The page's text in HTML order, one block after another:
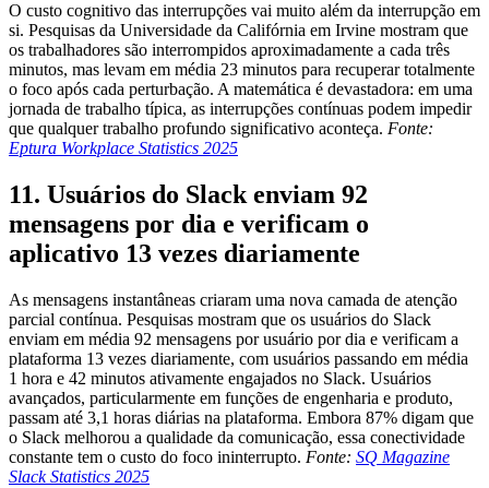
O custo cognitivo das interrupções vai muito além da interrupção em
si. Pesquisas da Universidade da Califórnia em Irvine mostram que
os trabalhadores são interrompidos aproximadamente a cada três
minutos, mas levam em média 23 minutos para recuperar totalmente
o foco após cada perturbação. A matemática é devastadora: em uma
jornada de trabalho típica, as interrupções contínuas podem impedir
que qualquer trabalho profundo significativo aconteça. Fonte:
Eptura Workplace Statistics 2025
11. Usuários do Slack enviam 92
mensagens por dia e verificam o
aplicativo 13 vezes diariamente
As mensagens instantâneas criaram uma nova camada de atenção
parcial contínua. Pesquisas mostram que os usuários do Slack
enviam em média 92 mensagens por usuário por dia e verificam a
plataforma 13 vezes diariamente, com usuários passando em média
1 hora e 42 minutos ativamente engajados no Slack. Usuários
avançados, particularmente em funções de engenharia e produto,
passam até 3,1 horas diárias na plataforma. Embora 87% digam que
o Slack melhorou a qualidade da comunicação, essa conectividade
constante tem o custo do foco ininterrupto. Fonte: SQ Magazine
Slack Statistics 2025